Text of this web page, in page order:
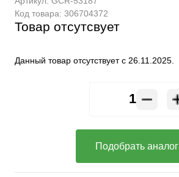
Код товара: 306704372
Товар отсутсвует
Данный товар отсутствует с 26.11.2025.
Подобрать аналог